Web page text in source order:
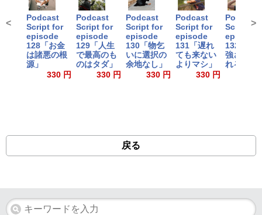
Podcast
Script for
episode
128「お金
は諸悪の根
源」
330 円
Podcast
Script for
episode
129「人生
で最高のも
のはタダ」
330 円
Podcast
Script for
episode
130「物乞
いに選択の
余地なし」
330 円
Podcast
Script for
episode
131「遅れ
ても来ない
よりマシ」
330 円
Podcast
Script for
episode
132「粘
強さは報
れる」
< >
戻る